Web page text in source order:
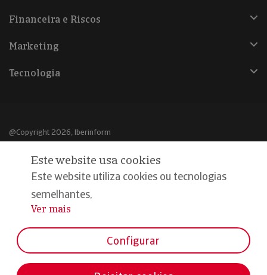
Financeira e Riscos
Marketing
Tecnologia
@Copyright 2026, Iberinform
Aviso legal
Política de cookies
Declaração de privacidade
Este website usa cookies
Este website utiliza cookies ou tecnologias
semelhantes,
...
Ver mais
Configurar